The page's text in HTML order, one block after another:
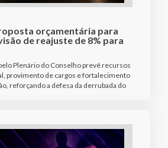
orçamentária para
de reajuste de 8% para
Plenário do Conselho prevê recursos
provimento de cargos e fortalecimento
reforçando a defesa da derrubada do